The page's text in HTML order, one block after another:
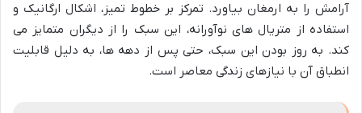
آرامش را به ارمغان بیاورد. تمرکز بر خطوط تمیز، اشکال ارگانیک و
استفاده از متریال های نوآورانه، این سبک را از دیگران متمایز می
کند. به روز بودن این سبک، حتی پس از دهه ها، به دلیل قابلیت
انطباق آن با نیازهای زندگی معاصر است.